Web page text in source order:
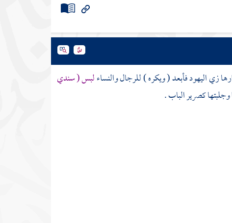
زياليهودفأبعد ( ويكره ) للرجال والنساءلبس ( سندي
كصرير الباب .